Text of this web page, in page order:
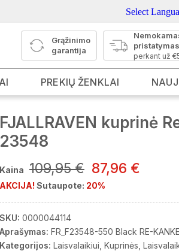
Select
Grąžinimo
garantija
pristatymas
perkant už
PREKIŲ ŽENKLAI
FJALLRAVEN kuprinė
23548
Kaina 109,95 € 87,96 €
AKCIJA! Sutaupote: 20%
SKU: 0000044114
Aprašymas: FR_F23548-550 Black RE-
Kategorijos: Laisvalaikiui Kuprinės